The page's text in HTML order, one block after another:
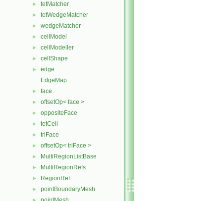
► tetMatcher
► tetWedgeMatcher
► wedgeMatcher
► cellModel
► cellModeller
► cellShape
►
edge
EdgeMap
► face
► offsetOp< face >
► oppositeFace
► tetCell
► triFace
► offsetOp< triFace >
► MultiRegionListBase
► MultiRegionRefs
► RegionRef
► pointBoundaryMesh